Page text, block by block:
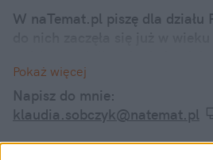
W naTemat.pl piszę dla działu
Malcie bez dobrej znajomości
głęboką wodę" chyba się
zarówno podróże po Europie,
Pokaż więcej
Napisz do mnie:
klaudia.sobczyk@natemat.pl